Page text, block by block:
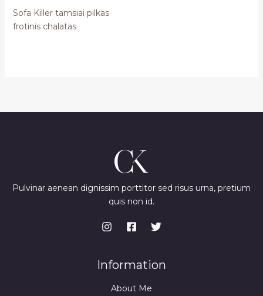
Sofa Killer tamsiai pilkas
frotinis chalatas
Pulvinar aenean dignissim porttitor sed risus urna, pretium
quis non id.
Information
About Me